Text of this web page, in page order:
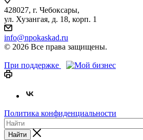
428027, г. Чебоксары,
ул. Хузангая, д. 18, корп. 1
info@npokaskad.ru
© 2026 Все права защищены.
При поддержке
Политика конфиденциальности
Найти